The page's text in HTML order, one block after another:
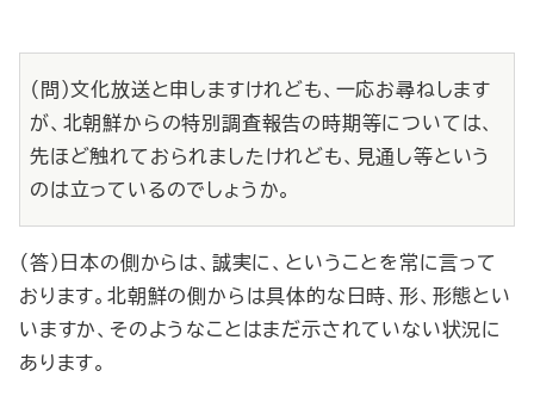
（問）文化放送と申しますけれども、一応お尋ねします
が、北朝鮮からの特別調査報告の時期等については、
先ほど触れておられましたけれども、見通し等という
のは立っているのでしょうか。
（答）日本の側からは、誠実に、ということを常に言って
おります。北朝鮮の側からは具体的な日時、形、形態とい
いますか、そのようなことはまだ示されていない状況に
あります。